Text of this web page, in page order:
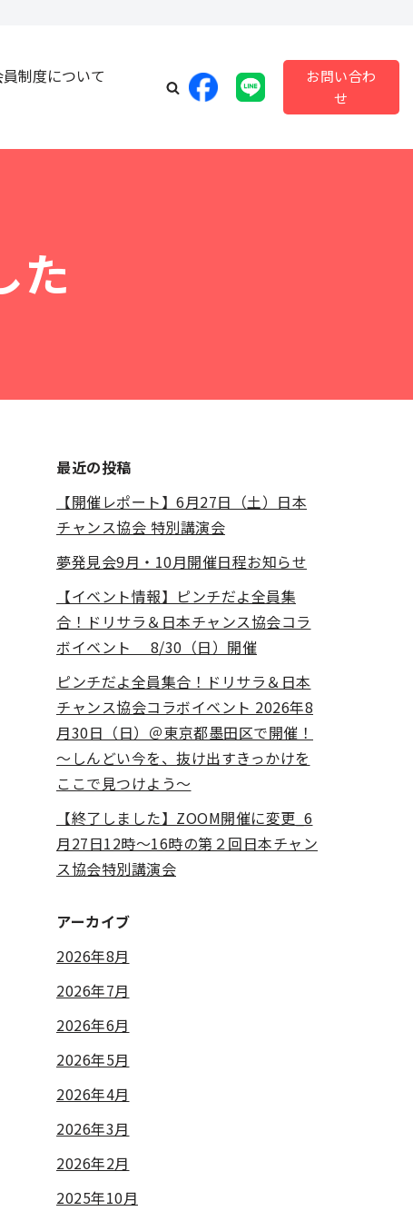
員制度について
お問い合わ
せ
た
最近の投稿
【開催レポート】6月27日（土）日本
チャンス協会 特別講演会
夢発見会9月・10月開催日程お知らせ
【イベント情報】ピンチだよ全員集
合！ドリサラ＆日本チャンス協会コラ
ボイベント 8/30（日）開催
ピンチだよ全員集合！ドリサラ＆日本
チャンス協会コラボイベント 2026年8
月30日（日）＠東京都墨田区で開催！
～しんどい今を、抜け出すきっかけを
ここで見つけよう～
【終了しました】ZOOM開催に変更_6
月27日12時～16時の第２回日本チャン
ス協会特別講演会
アーカイブ
2026年8月
2026年7月
2026年6月
2026年5月
2026年4月
2026年3月
2026年2月
2025年10月